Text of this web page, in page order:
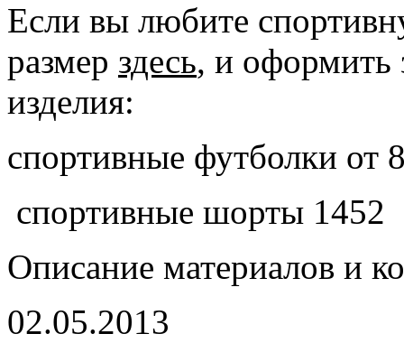
Если вы любите
размер здесь, и оформить
изделия:
спортивные футболки от
спортивные шорты 1452
Описание материалов и
02.05.2013